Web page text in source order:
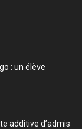
: un élève
additive d’admis